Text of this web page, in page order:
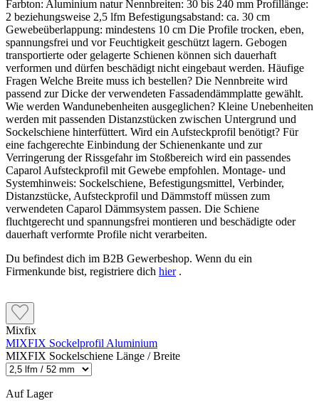
Farbton: Aluminium natur Nennbreiten: 30 bis 240 mm Profillänge:
2 beziehungsweise 2,5 lfm Befestigungsabstand: ca. 30 cm
Gewebeüberlappung: mindestens 10 cm Die Profile trocken, eben,
spannungsfrei und vor Feuchtigkeit geschützt lagern. Gebogen
transportierte oder gelagerte Schienen können sich dauerhaft
verformen und dürfen beschädigt nicht eingebaut werden. Häufige
Fragen Welche Breite muss ich bestellen? Die Nennbreite wird
passend zur Dicke der verwendeten Fassadendämmplatte gewählt.
Wie werden Wandunebenheiten ausgeglichen? Kleine Unebenheiten
werden mit passenden Distanzstücken zwischen Untergrund und
Sockelschiene hinterfüttert. Wird ein Aufsteckprofil benötigt? Für
eine fachgerechte Einbindung der Schienenkante und zur
Verringerung der Rissgefahr im Stoßbereich wird ein passendes
Caparol Aufsteckprofil mit Gewebe empfohlen. Montage- und
Systemhinweis: Sockelschiene, Befestigungsmittel, Verbinder,
Distanzstücke, Aufsteckprofil und Dämmstoff müssen zum
verwendeten Caparol Dämmsystem passen. Die Schiene
fluchtgerecht und spannungsfrei montieren und beschädigte oder
dauerhaft verformte Profile nicht verarbeiten.
Du befindest dich im B2B Gewerbeshop. Wenn du ein
Firmenkunde bist, registriere dich hier.
Mixfix
MIXFIX Sockelprofil Aluminium
MIXFIX Sockelschiene Länge / Breite
Auf Lager